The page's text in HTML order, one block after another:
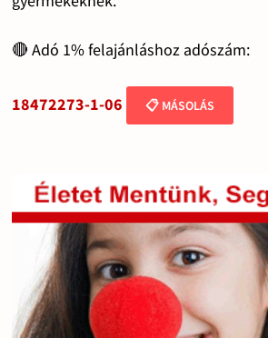
🔴 Adó 1% felajánláshoz adószám:
18472273-1-06 📋 MÁSOLÁS